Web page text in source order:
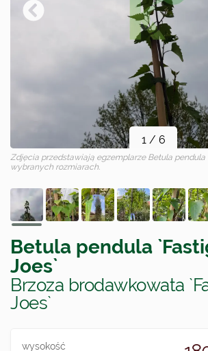
1/ 6
Zdjęcia przedstawiają egzemplarze Betula pendula
wybranych rozmiarach.
Betula pendula
Joes`
Brzoza brodawkowata
Joes`
wysokość